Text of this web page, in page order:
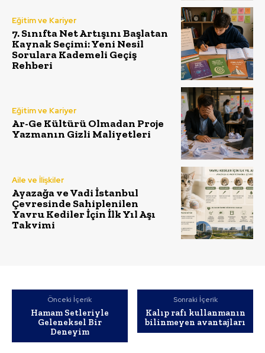
Eğitim ve Kariyer
7. Sınıfta Net Artışını Başlatan
Kaynak Seçimi: Yeni Nesil
Sorulara Kademeli Geçiş
Rehberi
Eğitim ve Kariyer
Ar-Ge Kültürü Olmadan Proje
Yazmanın Gizli Maliyetleri
Aile ve İlişkiler
Ayazağa ve Vadi İstanbul
Çevresinde Sahiplenilen
Yavru Kediler İçin İlk Yıl Aşı
Takvimi
Önceki İçerik
Hamam Setleriyle
Geleneksel Bir
Deneyim
Sonraki İçerik
Kalıp rafı kullanmanın
bilinmeyen avantajları